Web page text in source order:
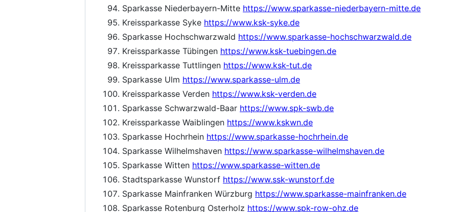
Sparkasse Niederbayern-Mitte https://www.sparkasse-niederbayern-mitte.de
Kreissparkasse Syke https://www.ksk-syke.de
Sparkasse Hochschwarzwald https://www.sparkasse-hochschwarzwald.de
Kreissparkasse Tübingen https://www.ksk-tuebingen.de
Kreissparkasse Tuttlingen https://www.ksk-tut.de
Sparkasse Ulm https://www.sparkasse-ulm.de
Kreissparkasse Verden https://www.ksk-verden.de
Sparkasse Schwarzwald-Baar https://www.spk-swb.de
Kreissparkasse Waiblingen https://www.kskwn.de
Sparkasse Hochrhein https://www.sparkasse-hochrhein.de
Sparkasse Wilhelmshaven https://www.sparkasse-wilhelmshaven.de
Sparkasse Witten https://www.sparkasse-witten.de
Stadtsparkasse Wunstorf https://www.ssk-wunstorf.de
Sparkasse Mainfranken Würzburg https://www.sparkasse-mainfranken.de
Sparkasse Rotenburg Osterholz https://www.spk-row-ohz.de